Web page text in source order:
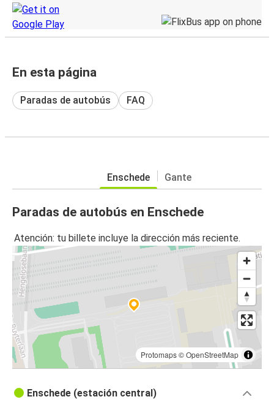
En esta página
Paradas de autobús FAQ
Enschede Gante
Paradas de autobús en Enschede
Atención: tu billete incluye la dirección más reciente.
Protomaps©OpenStreetMap
Enschede (estación central)